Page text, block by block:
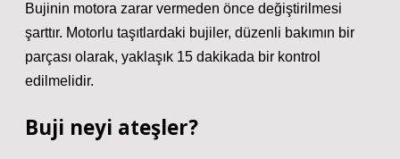
Bujinin motora zarar vermeden önce değiştirilmesi
şarttır. Motorlu taşıtlardaki bujiler, düzenli bakımın bir
parçası olarak, yaklaşık 15 dakikada bir kontrol
edilmelidir.
Buji neyi ateşler?